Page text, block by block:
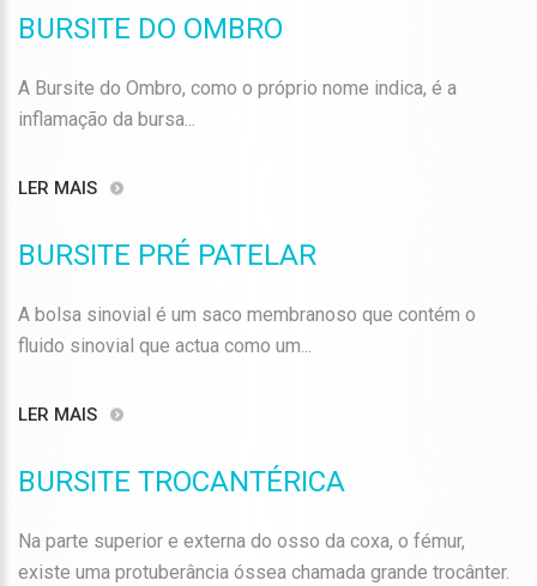
BURSITE DO OMBRO
A Bursite do Ombro, como o próprio nome indica, é a
inflamação da bursa...
LER MAIS
BURSITE PRÉ PATELAR
A bolsa sinovial é um saco membranoso que contém o
fluido sinovial que actua como um...
LER MAIS
BURSITE TROCANTÉRICA
Na parte superior e externa do osso da coxa, o fémur,
existe uma protuberância óssea chamada grande trocânter.